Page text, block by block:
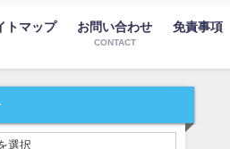
トマップ お問い合わせ
CONTACT
免責事項